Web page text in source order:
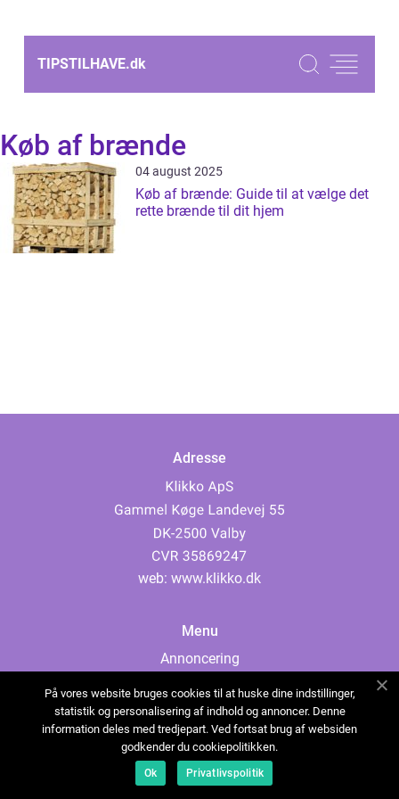
TIPSTILHAVE.dk
Køb af brænde
04 august 2025
Køb af brænde: Guide til at vælge det
rette brænde til dit hjem
Adresse
web: www.klikko.dk
Menu
Annoncering
Cookies
Kontakt os
Sitemap
På vores website bruges cookies til at huske dine indstillinger,
statistik og personalisering af indhold og annoncer. Denne
information deles med tredjepart. Ved fortsat brug af websiden
godkender du cookiepolitikken.
Ok Privatlivspolitik